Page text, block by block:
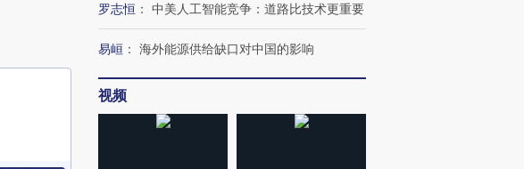
罗志恒 ： 中美人工智能竞争：道路比技术更重要
易峘 ： 海外能源供给缺口对中国的影响
视频